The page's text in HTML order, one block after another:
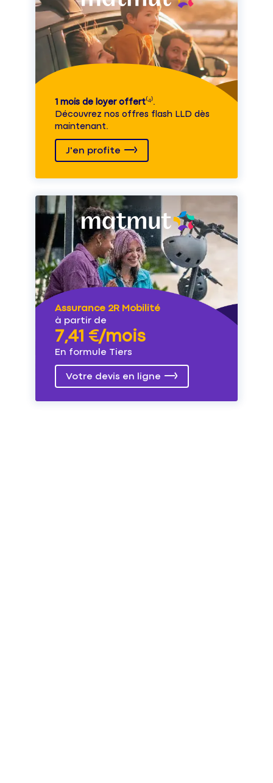
1 mois de loyer offert⁽⁴⁾.
Découvrez nos offres flash LLD dès
maintenant.
J'en profite
Assurance 2R Mobilité
à partir de
7,41 €/mois
En formule Tiers
Votre devis en ligne